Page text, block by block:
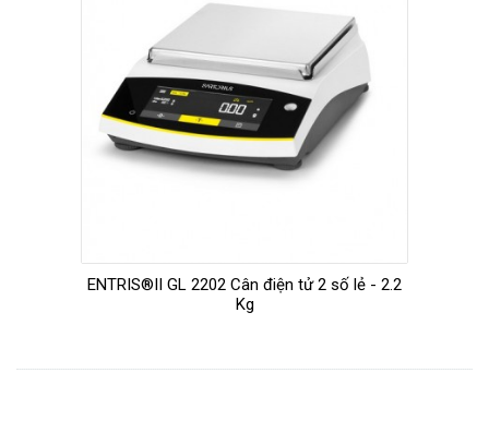
ENTRIS®II GL 2202 Cân điện tử 2 số lẻ - 2.2
Kg